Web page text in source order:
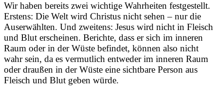
Wir haben bereits zwei wichtige Wahrheiten festgestellt.
Erstens: Die Welt wird Christus nicht sehen – nur die
Auserwählten. Und zweitens: Jesus wird nicht in Fleisch
und Blut erscheinen. Berichte, dass er sich im inneren
Raum oder in der Wüste befindet, können also nicht
wahr sein, da es vermutlich entweder im inneren Raum
oder draußen in der Wüste eine sichtbare Person aus
Fleisch und Blut geben würde.